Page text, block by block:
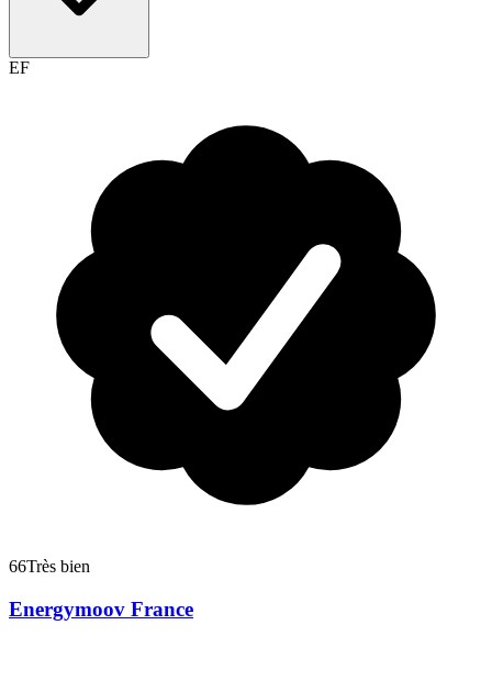
EF
66Très bien
Energymoov France